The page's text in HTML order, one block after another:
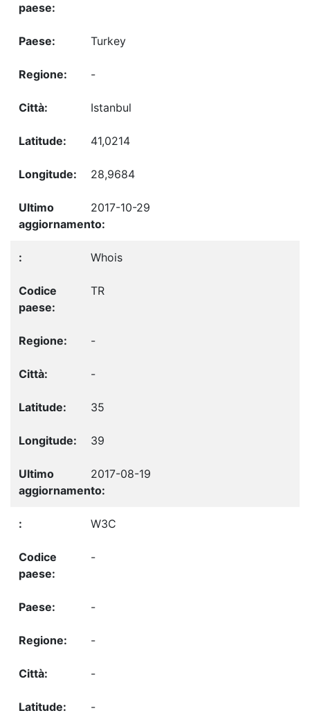
Turkey
-
Istanbul
41,0214
28,9684
2017-10-29
Whois
TR
-
-
35
39
2017-08-19
W3C
-
-
-
-
-